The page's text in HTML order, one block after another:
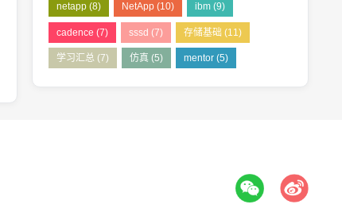
netapp (8) NetApp (10) ibm (9)
cadence (7) sssd (7) 存储基础 (11)
学习汇总 (7) 仿真 (5) mentor (5)